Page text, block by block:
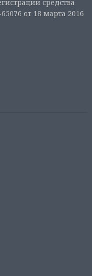
средства
от 18 марта 2016